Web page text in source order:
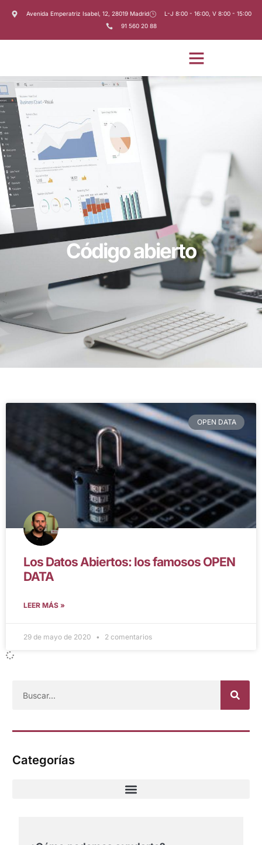
Avenida Emperatriz Isabel, 12, 28019 Madrid
L-J 8:00 - 16:00, V 8:00 - 15:00
91 560 20 88
Código abierto
OPEN DATA
Los Datos Abiertos: los famosos OPEN
DATA
LEER MÁS »
29 de mayo de 2020 2 comentarios
Categorías